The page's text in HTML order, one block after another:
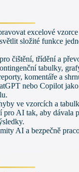
excelové
složité funkce
čištění, třídění a
tabulky,
komentáře a
nebo Copilot jako
ve vzorcích a
pro AI tak, aby dávala
AI a bezpečně